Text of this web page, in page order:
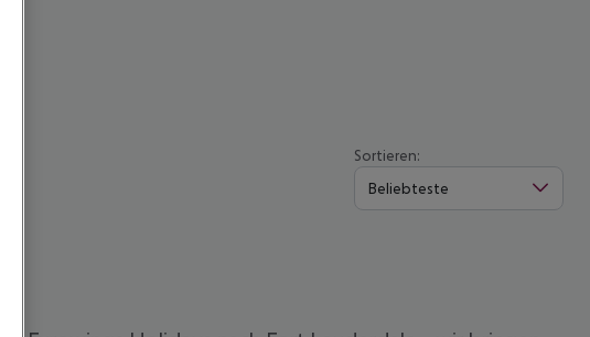
Sortieren:
Beliebteste